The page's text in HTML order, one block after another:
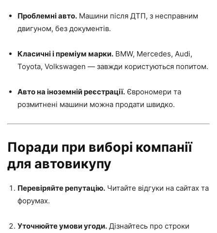
Проблемні авто. Машини після ДТП, з несправним
двигуном, без документів.
Класичні і преміум марки. BMW, Mercedes, Audi,
Toyota, Volkswagen — завжди користуються попитом.
Авто на іноземній реєстрації. Єврономери та
розмитнені машини можна продати швидко.
Поради при виборі компанії
для автовикупу
Перевіряйте репутацію. Читайте відгуки на сайтах та
форумах.
Уточнюйте умови угоди. Дізнайтесь про строки